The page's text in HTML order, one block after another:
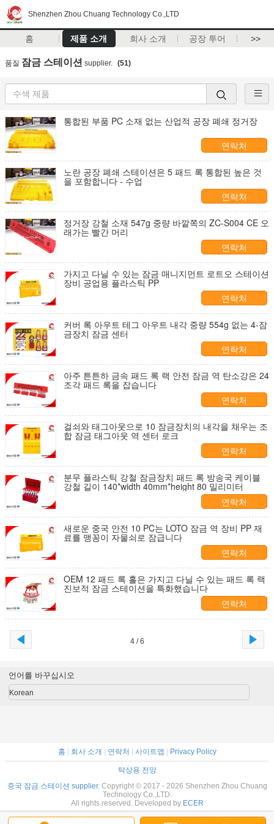
Shenzhen Zhou Chuang Technology Co.,LTD
홈 제품 소개 회사 소개 공장 투어 >>
품질 잠금 스테이션 supplier. (51)
통합된 부품 PC 소재 없는 산업적 공장 폐쇄 정거장
연락처
노란 공장 폐쇄 스테이션은 5 패드 록 통합된 높은 것
을 포함합니다 - 수업
연락처
정거장 강철 소재 547g 중량 바깥쪽의 ZC-S004 CE 오
래가는 빨간 머리
연락처
가지고 다닐 수 있는 잠금 매니지먼트 로트오 스테이션
장비 공업용 플라스틱 PP
연락처
커버 록 아우트 테그 아우트 내각 중량 554g 없는 4-잠
금장치 잠금 센터
연락처
아주 튼튼하 금속 패드 록 랙 안전 잠금 역 탄소강은 24
조각 패드 록을 잡습니다
연락처
걸쇠와 태그아웃으로 10 잠금장치의 내각을 채우는 조
합 잠금 태그아웃 역 센터 로크
연락처
분무 플라스틱 강철 잠금장치 패드 록 방송국 케이블
강철 길이 140*width 40mm*height 80 밀리미터
연락처
새로운 중국 안전 10 PC는 LOTO 잠금 역 장비 PP 재
료를 맹꽁이 자물쇠로 잠급니다
연락처
OEM 12 패드 록 홀은 가지고 다닐 수 있는 패드 록 랙
진보적 잠금 스테이션을 특화했습니다
연락처
4 / 6
언어를 바꾸십시오
Korean
홈 회사 소개 연락처 사이트맵 Privacy Policy
탁상용 전망
중국 잠금 스테이션 supplier. Copyright © 2017 - 2026 Shenzhen Zhou Chuang
Technology Co.,LTD.
All rights reserved. Developed by ECER